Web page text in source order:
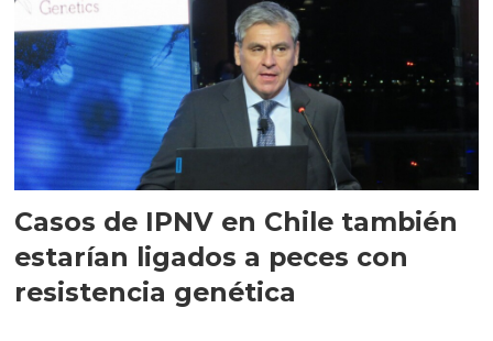
Casos de IPNV en Chile también
estarían ligados a peces con
resistencia genética